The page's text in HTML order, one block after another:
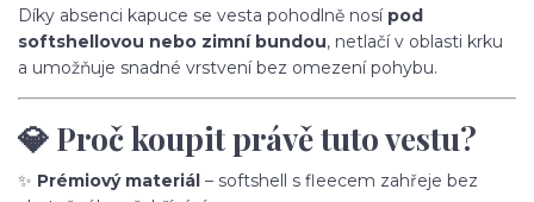
Díky absenci kapuce se vesta pohodlně nosí pod
softshellovou nebo zimní bundou, netlačí v oblasti krku
a umožňuje snadné vrstvení bez omezení pohybu.
💎 Proč koupit právě tuto vestu?
✨ Prémiový materiál – softshell s fleecem zahřeje bez